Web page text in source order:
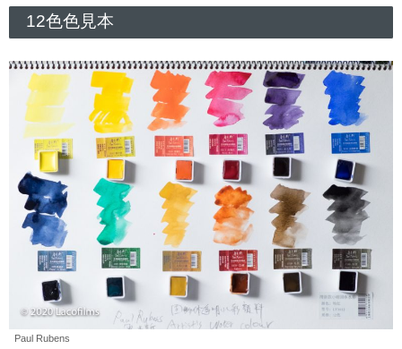
12色色見本
Paul Rubens